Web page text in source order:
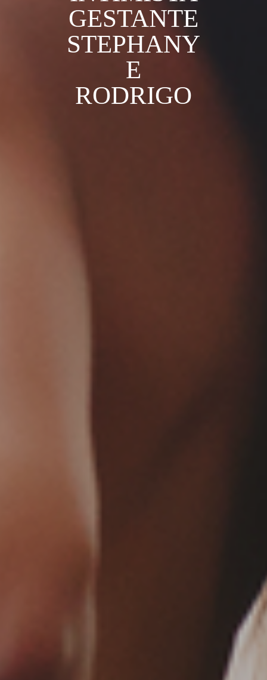
GESTANTE
STEPHANY
E
RODRIGO